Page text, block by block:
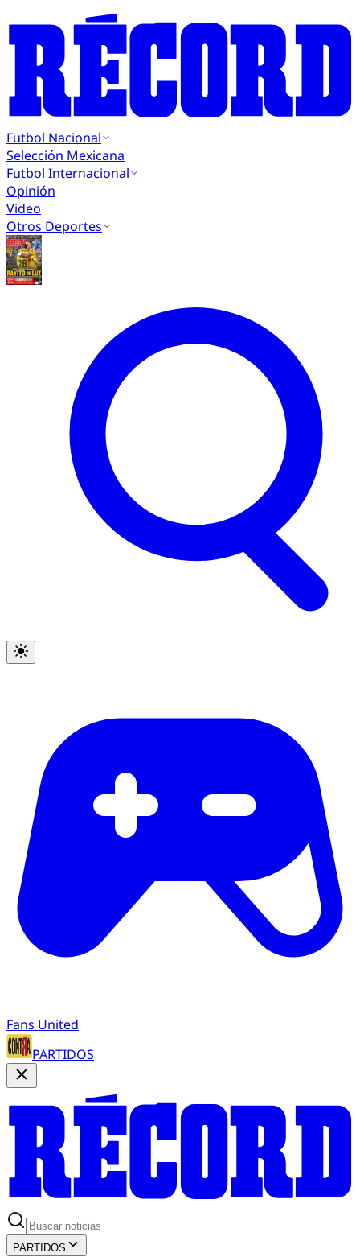
Futbol Nacional
Selección Mexicana
Futbol Internacional
Opinión
Video
Otros Deportes
Fans United
PARTIDOS
PARTIDOS